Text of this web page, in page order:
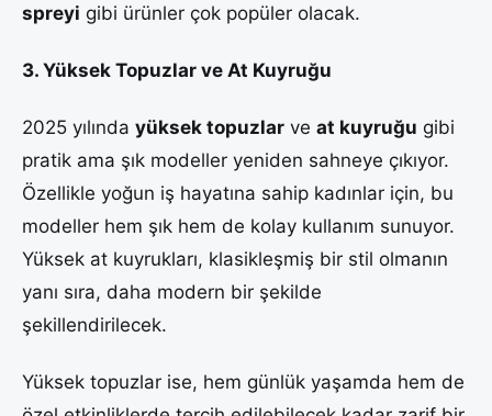
spreyi gibi ürünler çok popüler olacak.
3. Yüksek Topuzlar ve At Kuyruğu
2025 yılında yüksek topuzlar ve at kuyruğu gibi
pratik ama şık modeller yeniden sahneye çıkıyor.
Özellikle yoğun iş hayatına sahip kadınlar için, bu
modeller hem şık hem de kolay kullanım sunuyor.
Yüksek at kuyrukları, klasikleşmiş bir stil olmanın
yanı sıra, daha modern bir şekilde
şekillendirilecek.
Yüksek topuzlar ise, hem günlük yaşamda hem de